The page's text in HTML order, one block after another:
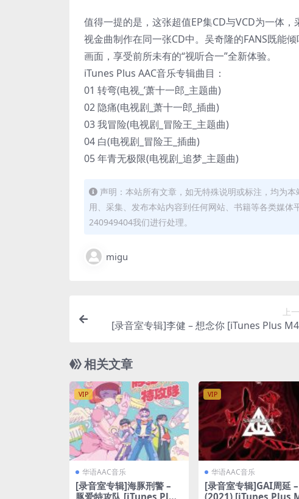
值得一提的是，这张超值EP集CD与VCD为一体
视金曲制作在同一张CD中。吴奇隆的FANS既能
画面，享受前所未有的“视听合一”全新体验。
iTunes Plus AAC音乐专辑曲目：
01 转弯(电视_’萧十一郎_主题曲)
02 隐痛(电视剧_萧十一郎_插曲)
03 我冒险(电视剧_冒险王_主题曲)
04 白(电视剧_冒险王_插曲)
05 年青无极限(电视剧_追梦_主题曲)
声明：本站所有文章，如无特殊说明或标注，均为
用、采集、发布本站内容到任何网站、书籍等各类媒体
240949404我们进行处理。
migu
上
[录音室专辑]李健 – 想念你 [iTunes Plus
相关文章
VIP
华语AAC音乐
[录音室专辑]海豚刑警 –
VIP
华语AAC音乐
[录音室专辑]GAI周延